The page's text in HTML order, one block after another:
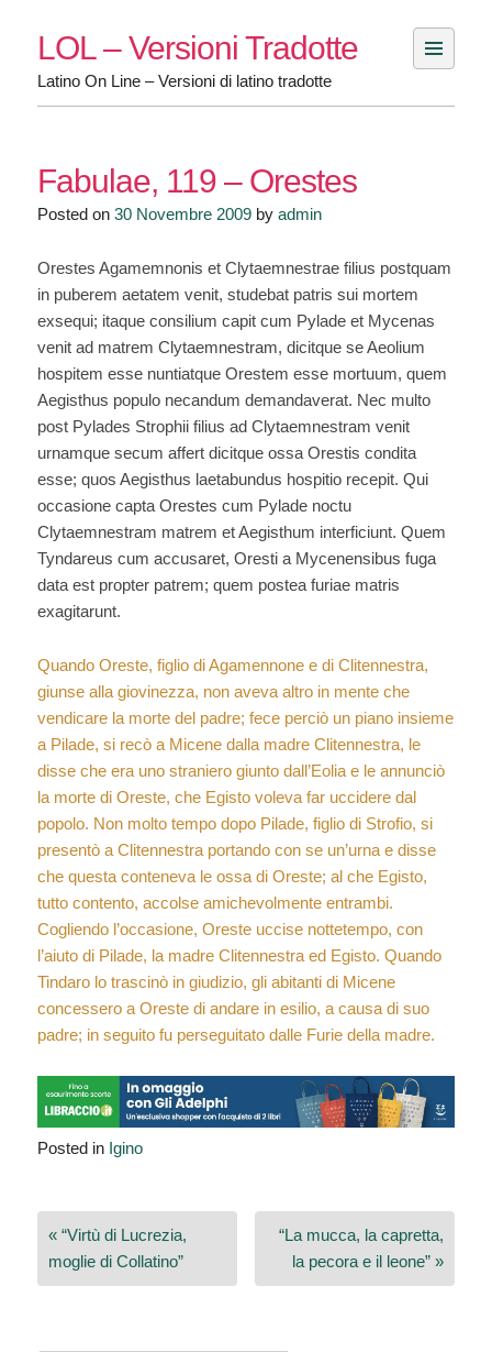
content
LOL – Versioni Tradotte
Latino On Line – Versioni di latino tradotte
Fabulae, 119 – Orestes
Posted on 30 Novembre 2009by admin
Orestes Agamemnonis et Clytaemnestrae filius postquam
in puberem aetatem venit, studebat patris sui mortem
exsequi; itaque consilium capit cum Pylade et Mycenas
venit ad matrem Clytaemnestram, dicitque se Aeolium
hospitem esse nuntiatque Orestem esse mortuum, quem
Aegisthus populo necandum demandaverat. Nec multo
post Pylades Strophii filius ad Clytaemnestram venit
urnamque secum affert dicitque ossa Orestis condita
esse; quos Aegisthus laetabundus hospitio recepit. Qui
occasione capta Orestes cum Pylade noctu
Clytaemnestram matrem et Aegisthum interficiunt. Quem
Tyndareus cum accusaret, Oresti a Mycenensibus fuga
data est propter patrem; quem postea furiae matris
exagitarunt.
Quando Oreste, figlio di Agamennone e di Clitennestra,
giunse alla giovinezza, non aveva altro in mente che
vendicare la morte del padre; fece perciò un piano insieme
a Pilade, si recò a Micene dalla madre Clitennestra, le
disse che era uno straniero giunto dall’Eolia e le annunciò
la morte di Oreste, che Egisto voleva far uccidere dal
popolo. Non molto tempo dopo Pilade, figlio di Strofio, si
presentò a Clitennestra portando con se un’urna e disse
che questa conteneva le ossa di Oreste; al che Egisto,
tutto contento, accolse amichevolmente entrambi.
Cogliendo l’occasione, Oreste uccise nottetempo, con
l’aiuto di Pilade, la madre Clitennestra ed Egisto. Quando
Tindaro lo trascinò in giudizio, gli abitanti di Micene
concessero a Oreste di andare in esilio, a causa di suo
padre; in seguito fu perseguitato dalle Furie della madre.
Posted in Igino
Navigazione
articoli
« “Virtù di Lucrezia,
moglie di Collatino”
“La mucca, la capretta,
la pecora e il leone” »